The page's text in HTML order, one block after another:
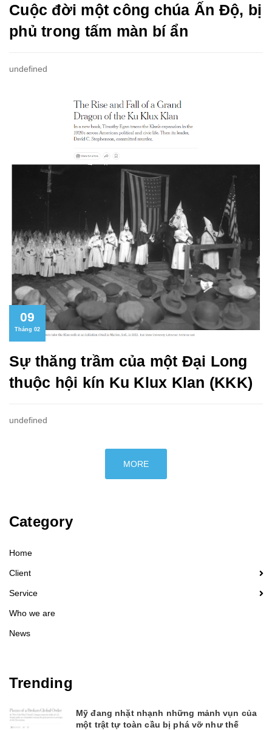
Cuộc đời một công chúa Ấn Độ, bị
phủ trong tấm màn bí ẩn
undefined
09
Tháng 02
Sự thăng trầm của một Đại Long
thuộc hội kín Ku Klux Klan (KKK)
undefined
MORE
Category
Home
Client
Service
Who we are
News
Trending
Mỹ đang nhặt nhạnh những mảnh vụn của
một trật tự toàn cầu bị phá vỡ như thế